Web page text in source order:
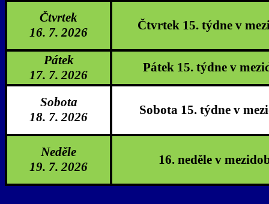
Čtvrtek
16. 7. 2026
Čtvrtek 15. týdne v
Pátek
17. 7. 2026
Pátek 15. týdne v
Sobota
18. 7. 2026
Sobota 15. týdne v
Neděle
19. 7. 2026
16. neděle v